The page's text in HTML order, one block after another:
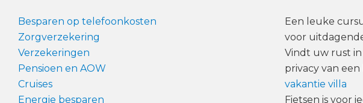
Besparen op telefoonkosten
Zorgverzekering
Verzekeringen
Pensioen en AOW
Cruises
Energie besparen
Een leuke
voor
Vindt uw rust
privacy van
vakantie villa
Fietsen is voor